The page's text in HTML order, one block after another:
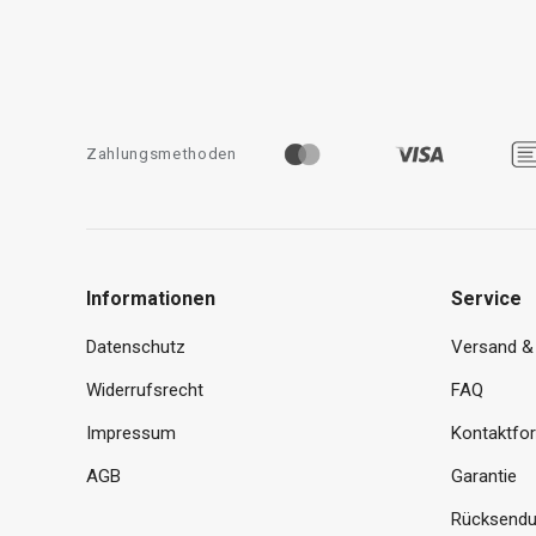
Zahlungsmethoden
Informationen
Datenschutz
Widerrufsrecht
Impressum
AGB
Service
Versand
FAQ
Garantie